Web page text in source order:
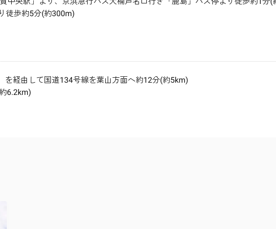
徒歩約5分(約300m)
経由して国道134号線を葉山方面へ約12分(約5km)
6.2km)